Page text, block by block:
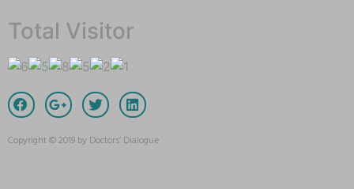
Total Visitor
Copyright © 2019 by Doctors’ Dialogue